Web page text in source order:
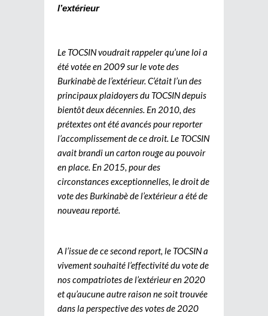
l’extérieur
Le TOCSIN voudrait rappeler qu’une loi a
été votée en 2009 sur le vote des
Burkinabè de l’extérieur. C’était l’un des
principaux plaidoyers du TOCSIN depuis
bientôt deux décennies. En 2010, des
prétextes ont été avancés pour reporter
l’accomplissement de ce droit. Le TOCSIN
avait brandi un carton rouge au pouvoir
en place. En 2015, pour des
circonstances exceptionnelles, le droit de
vote des Burkinabè de l’extérieur a été de
nouveau reporté.
A l’issue de ce second report, le TOCSIN a
vivement souhaité l’effectivité du vote de
nos compatriotes de l’extérieur en 2020
et qu’aucune autre raison ne soit trouvée
dans la perspective des votes de 2020